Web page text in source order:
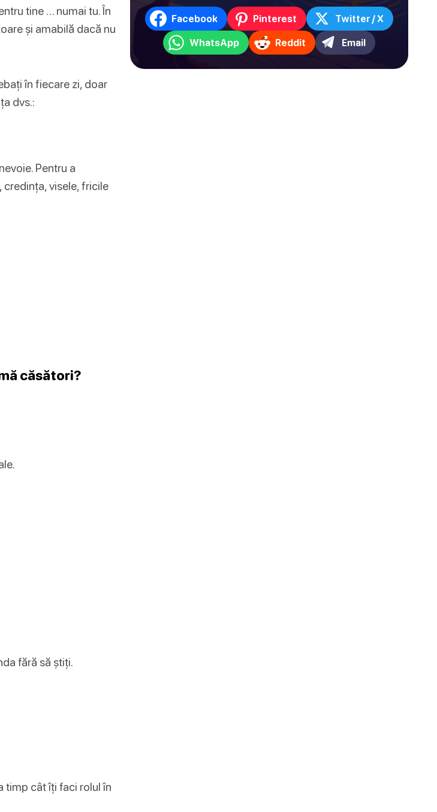
tine … numai tu. În
și amabilă dacă nu
în fiecare zi, doar
dvs.:
Pentru a
visele, fricile
căsători?
fără să știți.
timp cât îți faci rolul în
Facebook Pinterest Twitter / X
WhatsApp Reddit Email